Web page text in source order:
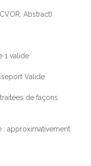
Abstract)
1 valide
Valide
de façons
: approximativement